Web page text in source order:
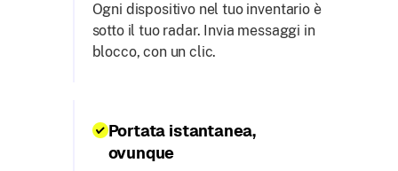
Ogni dispositivo nel tuo inventario è
sotto il tuo radar. Invia messaggi in
blocco, con un clic.
Portata istantanea,
ovunque